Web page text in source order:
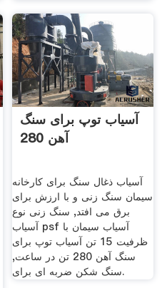
آسیاب توپ برای سنگ
آهن 280
آسیاب ذغال سنگ برای کارخانه
سیمان سنگ زنی و با ارزش برای
برق می افتد, سنگ زنی نوع
آسیاب psf آسیاب سیمان با
ظرفیت 15 تن آسیاب توپ برای
سنگ آهن 280 تن در ساعت,
سنگ شکن ضربه ای برای.